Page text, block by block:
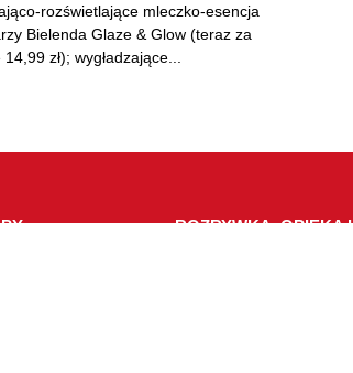
rozświetlające mleczko-esencja
Bielenda Glaze & Glow (teraz za
zł); wygładzające...
ROZRYWKA, OPIEKA I